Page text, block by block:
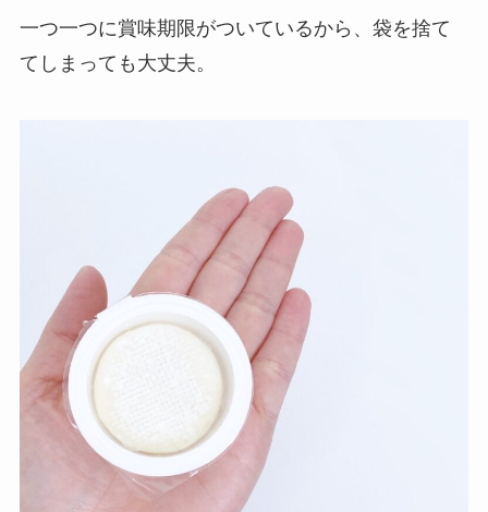
一つ一つに賞味期限がついているから、袋を捨て
てしまっても大丈夫。